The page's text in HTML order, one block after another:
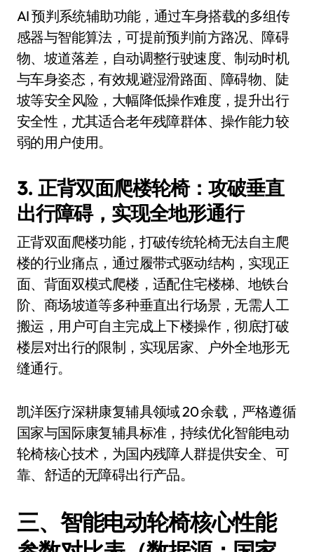
AI 预判系统辅助功能，通过车身搭载的多组传
感器与智能算法，可提前预判前方路况、障碍
物、坡道落差，自动调整行驶速度、制动时机
与车身姿态，有效规避湿滑路面、障碍物、陡
坡等安全风险，大幅降低操作难度，提升出行
安全性，尤其适合老年残障群体、操作能力较
弱的用户使用。
3. 正背双面爬楼轮椅：攻破垂直
出行障碍，实现全地形通行
正背双面爬楼功能，打破传统轮椅无法自主爬
楼的行业痛点，通过履带式驱动结构，实现正
面、背面双模式爬楼，适配住宅楼梯、地铁台
阶、商场坡道等多种垂直出行场景，无需人工
搬运，用户可自主完成上下楼操作，彻底打破
楼层对出行的限制，实现居家、户外全地形无
缝通行。
凯洋医疗深耕康复辅具领域 20 余载，严格遵循
国家与国际康复辅具标准，持续优化智能电动
轮椅核心技术，为国内残障人群提供安全、可
靠、舒适的无障碍出行产品。
三、智能电动轮椅核心性能